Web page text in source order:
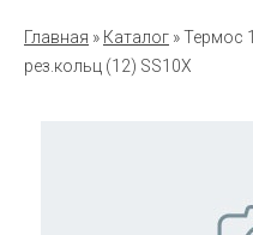
Главная » Каталог »Термос
рез.кольц (12) SS10X